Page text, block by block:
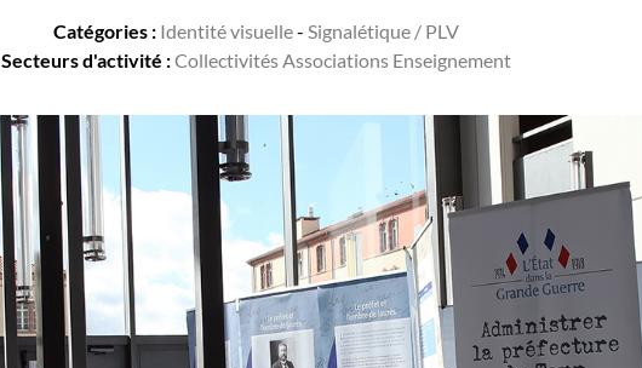
Catégories : Identité visuelle- Signalétique / PLV
Secteurs d'activité :Collectivités Associations Enseignement